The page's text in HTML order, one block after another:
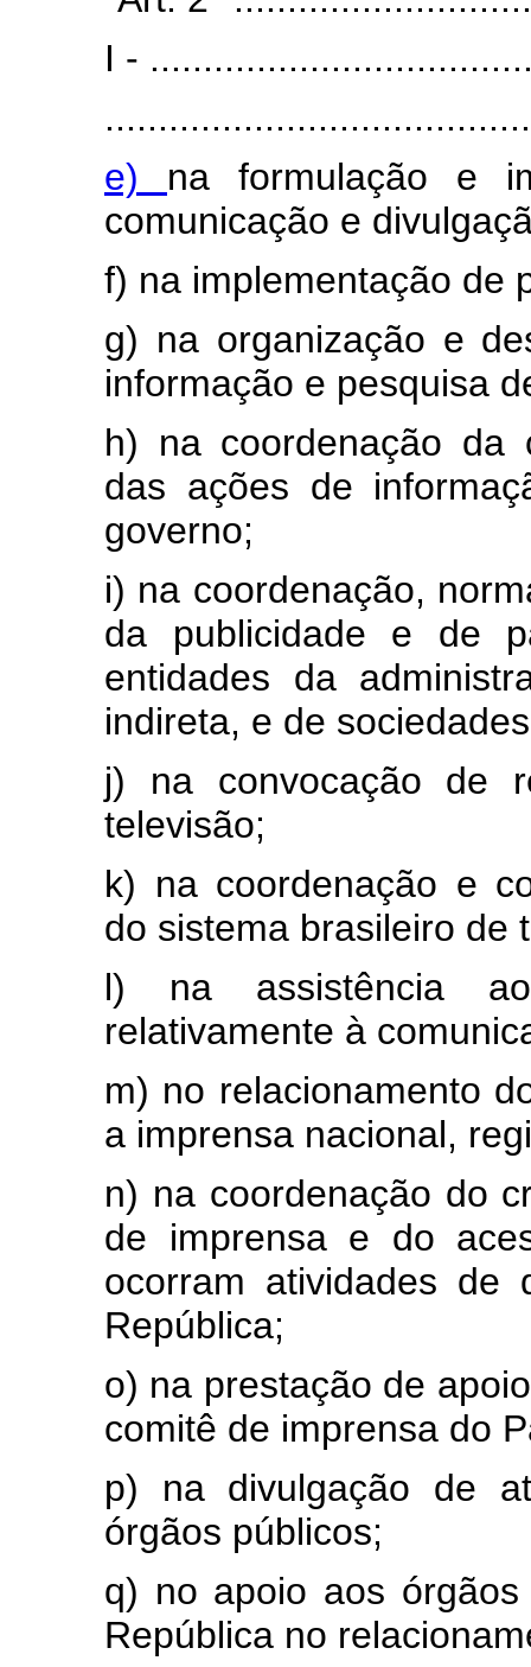
I -
e) na formulação e
comunicação e
f) na implementação de
g) na organização e
informação e pesquisa
h) na coordenação da
das ações de
governo;
i) na coordenação,
da publicidade e de
entidades da
indireta, e de
j) na convocação de
televisão;
k) na coordenação e
do sistema brasileiro de
l) na assistência
relativamente à
m) no relacionamento
a imprensa nacional,
n) na coordenação do
de imprensa e do
ocorram atividades de
República;
o) na prestação de
comitê de imprensa do
p) na divulgação de
órgãos públicos;
q) no apoio aos
República no